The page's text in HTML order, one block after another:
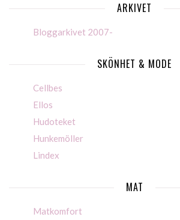
ARKIVET
Bloggarkivet 2007-
SKÖNHET & MODE
Cellbes
Ellos
Hudoteket
Hunkemöller
Lindex
MAT
Matkomfort